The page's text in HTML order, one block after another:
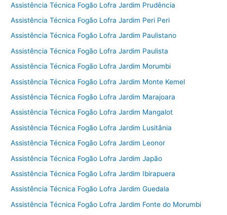
Assistência Técnica Fogão Lofra Jardim Prudência
Assistência Técnica Fogão Lofra Jardim Peri Peri
Assistência Técnica Fogão Lofra Jardim Paulistano
Assistência Técnica Fogão Lofra Jardim Paulista
Assistência Técnica Fogão Lofra Jardim Morumbi
Assistência Técnica Fogão Lofra Jardim Monte Kemel
Assistência Técnica Fogão Lofra Jardim Marajoara
Assistência Técnica Fogão Lofra Jardim Mangalot
Assistência Técnica Fogão Lofra Jardim Lusitânia
Assistência Técnica Fogão Lofra Jardim Leonor
Assistência Técnica Fogão Lofra Jardim Japão
Assistência Técnica Fogão Lofra Jardim Ibirapuera
Assistência Técnica Fogão Lofra Jardim Guedala
Assistência Técnica Fogão Lofra Jardim Fonte do Morumbi